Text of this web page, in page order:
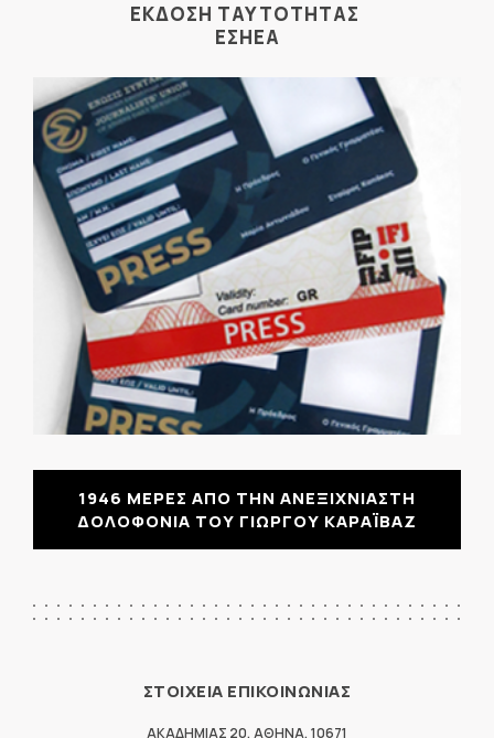
ΕΚΔΟΣΗ ΤΑΥΤΟΤΗΤΑΣ
ΕΣΗΕΑ
1946 ΜΕΡΕΣ ΑΠΟ ΤΗΝ ΑΝΕΞΙΧΝΙΑΣΤΗ
ΔΟΛΟΦΟΝΙΑ ΤΟΥ ΓΙΩΡΓΟΥ ΚΑΡΑΪΒΑΖ
ΣΤΟΙΧΕΙΑ ΕΠΙΚΟΙΝΩΝΙΑΣ
ΑΚΑΔΗΜΙΑΣ 20, ΑΘΗΝΑ, 10671